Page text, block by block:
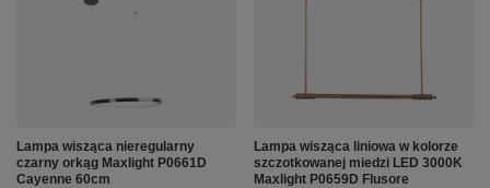
Lampa wisząca nieregularny
czarny orkąg Maxlight P0661D
Cayenne 60cm
Lampa wisząca liniowa w kolorze
szczotkowanej miedzi LED 3000K
Maxlight P0659D Flusore